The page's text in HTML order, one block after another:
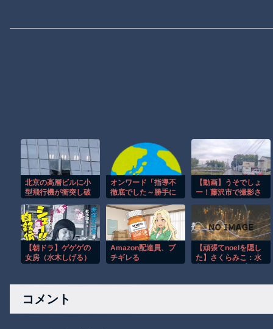
北京の高層ビルに小
型飛行機が衝突し破
間！！
オンワード「指導不
徹底でした～勝手に
～」 [8/4]
【動画】うそでしょ
ー！藤沢市で撮影さ
気になる事故のドラ
レコ。
【朝ドラ】ゲゲゲの
女房（水木しげる）
と誰だろうね
Amazon配達員、ブ
チギレる
【頑張てnoelを隠し
た】さくらみこ：水
掴み取れ！
コメント